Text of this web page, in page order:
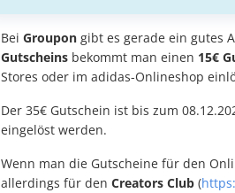
Bei Groupon gibt es gerade ein gutes
Gutscheins bekommt man einen 15€
Stores oder im adidas-Onlineshop
Der 35€ Gutschein ist bis zum
eingelöst werden.
Wenn man die Gutscheine für den
allerdings für den Creators Club (